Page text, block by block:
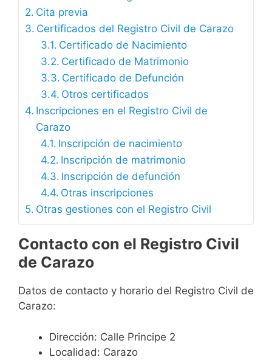
Cita previa
Certificados del Registro Civil de Carazo
Certificado de Nacimiento
Certificado de Matrimonio
Certificado de Defunción
Otros certificados
Inscripciones en el Registro Civil de
Carazo
Inscripción de nacimiento
Inscripción de matrimonio
Inscripción de defunción
Otras inscripciones
Otras gestiones con el Registro Civil
Contacto con el Registro Civil
de Carazo
Datos de contacto y horario del Registro Civil de
Carazo:
Dirección: Calle Principe 2
Localidad: Carazo